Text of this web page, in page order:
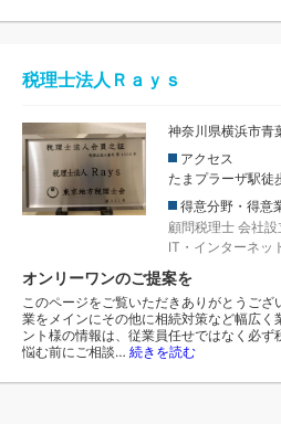
税理士法人Ｒａｙｓ
神奈川県横浜市青
アクセス
たまプラーザ駅徒
得意分野・得意
顧問税理士 会社設
IT・インターネッ
オンリーワンのご提案を
このページをご覧いただきありがとうご
業をメインにその他に相続対策など幅広く
ント様の情報は、従業員任せではなく必ず
悩む前にご相談… 続きを読む